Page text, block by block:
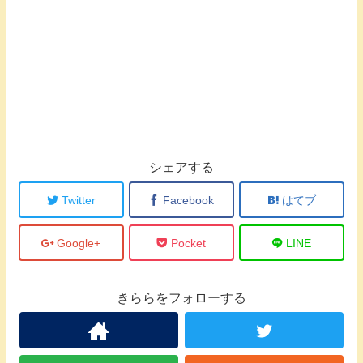
シェアする
Twitter Facebook はてブ
Google+ Pocket LINE
きららをフォローする